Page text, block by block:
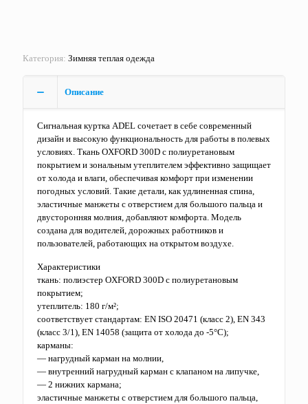
Категория: Зимняя теплая одежда
Описание
Сигнальная куртка ADEL сочетает в себе современный
дизайн и высокую функциональность для работы в полевых
условиях. Ткань OXFORD 300D с полиуретановым
покрытием и зональным утеплителем эффективно защищает
от холода и влаги, обеспечивая комфорт при изменении
погодных условий. Такие детали, как удлиненная спина,
эластичные манжеты с отверстием для большого пальца и
двусторонняя молния, добавляют комфорта. Модель
создана для водителей, дорожных работников и
пользователей, работающих на открытом воздухе.
Характеристики
ткань: полиэстер OXFORD 300D с полиуретановым
покрытием;
утеплитель: 180 г/м²;
соответствует стандартам: EN ISO 20471 (класс 2), EN 343
(класс 3/1), EN 14058 (защита от холода до -5°C);
карманы:
— нагрудный карман на молнии,
— внутренний нагрудный карман с клапаном на липучке,
— 2 нижних кармана;
эластичные манжеты с отверстием для большого пальца,